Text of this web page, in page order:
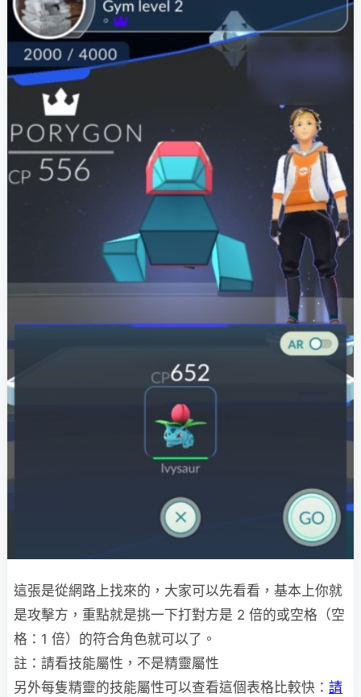
這張是從網路上找來的，大家可以先看看，基本上你就
是攻擊方，重點就是挑一下打對方是 2 倍的或空格（空
格：1 倍）的符合角色就可以了。
註：請看技能屬性，不是精靈屬性
另外每隻精靈的技能屬性可以查看這個表格比較快： 請